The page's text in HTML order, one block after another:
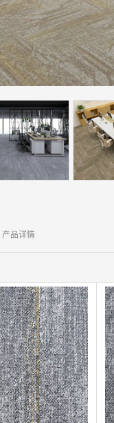
产品详情